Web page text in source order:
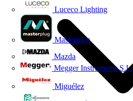
Luceco Lighting
Masterplug
Mazda
Megger Instruments S.L.
Miguélez